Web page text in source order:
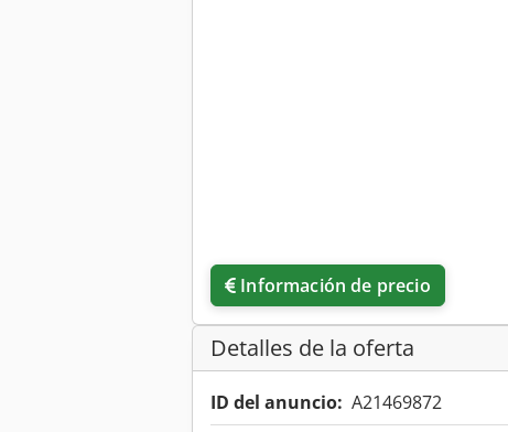
Información de precio
Detalles de la oferta
ID del anuncio: A21469872